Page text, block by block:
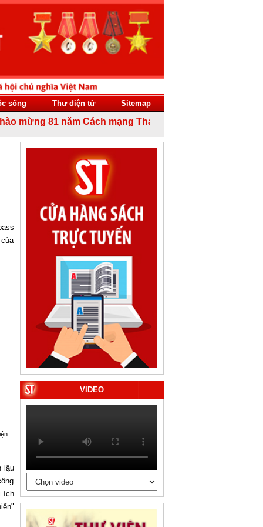
sống Thư điện tử Sitemap
81 năm Cách mạng Tháng Tám thành công (19/8/
lậu
ích
VIDEO